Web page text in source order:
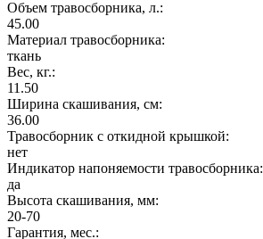
Объем травосборника, л.:
45.00
Материал травосборника:
ткань
Вес, кг.:
11.50
Ширина скашивания, см:
36.00
Травосборник с откидной крышкой:
нет
Индикатор напоняемости травосборника:
да
Высота скашивания, мм:
20-70
Гарантия, мес.: